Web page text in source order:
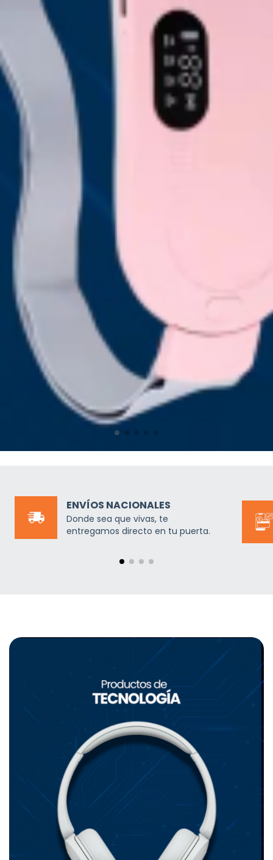
ENVÍOS NACIONALES
Donde sea que vivas, te
entregamos directo en tu puerta.